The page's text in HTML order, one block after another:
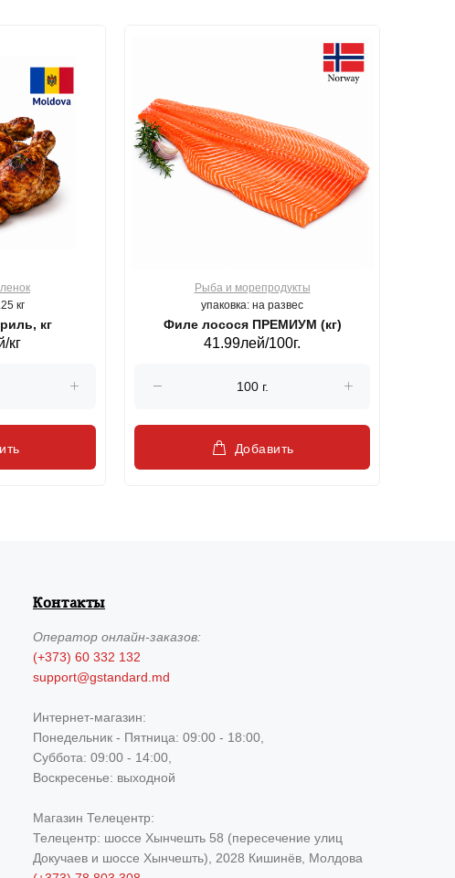
кг
кг
кг
Рыба и морепродукты
упаковка: на развес
Филе лосося ПРЕМИУМ (кг)
41.99лей/100г.
Добавить
Контакты
Операторонлайн-заказов:
(+373) 60 332 132
support@gstandard.md
Интернет-магазин:
Понедельник - Пятница: 09:00 - 18:00,
Суббота: 09:00 - 14:00,
Воскресенье: выходной
Магазин Телецентр:
Телецентр: шоссе Хынчешть 58 (пересечение улиц
Докучаев и шоссе Хынчешть), 2028 Кишинёв, Молдова